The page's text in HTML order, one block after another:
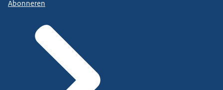
Abonneren